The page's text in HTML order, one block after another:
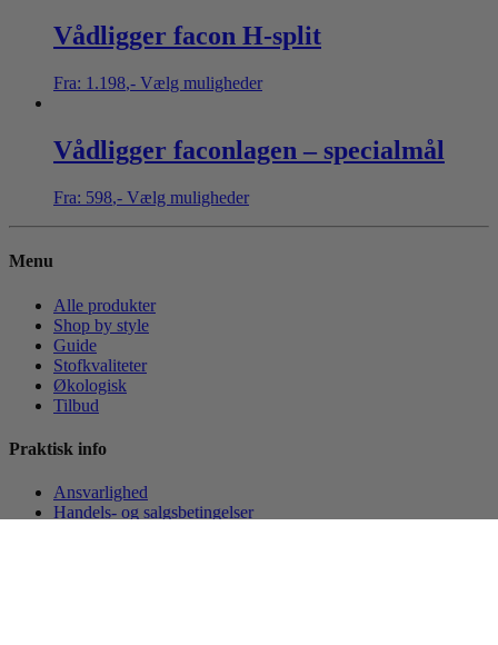
Vådligger facon H-split
Fra: 1.198,- Vælg muligheder
Vådligger faconlagen – specialmål
Fra: 598,- Vælg muligheder
Menu
Alle produkter
Shop by style
Guide
Stofkvaliteter
Økologisk
Tilbud
Praktisk info
Ansvarlighed
Handels- og salgsbetingelser